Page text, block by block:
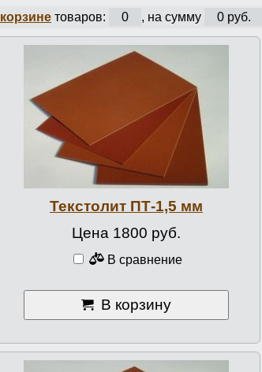
корзинетоваров: 0 , на сумму 0 руб.
Текстолит ПТ-1,5 мм
Цена 1800 руб.
В сравнение
В корзину